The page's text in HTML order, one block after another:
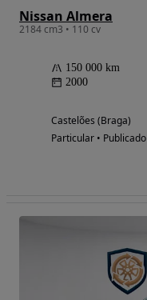
Nissan Almera
2184 cm3 • 110 cv
150 000 km
2000
Castelões (Braga)
Particular • Publicado